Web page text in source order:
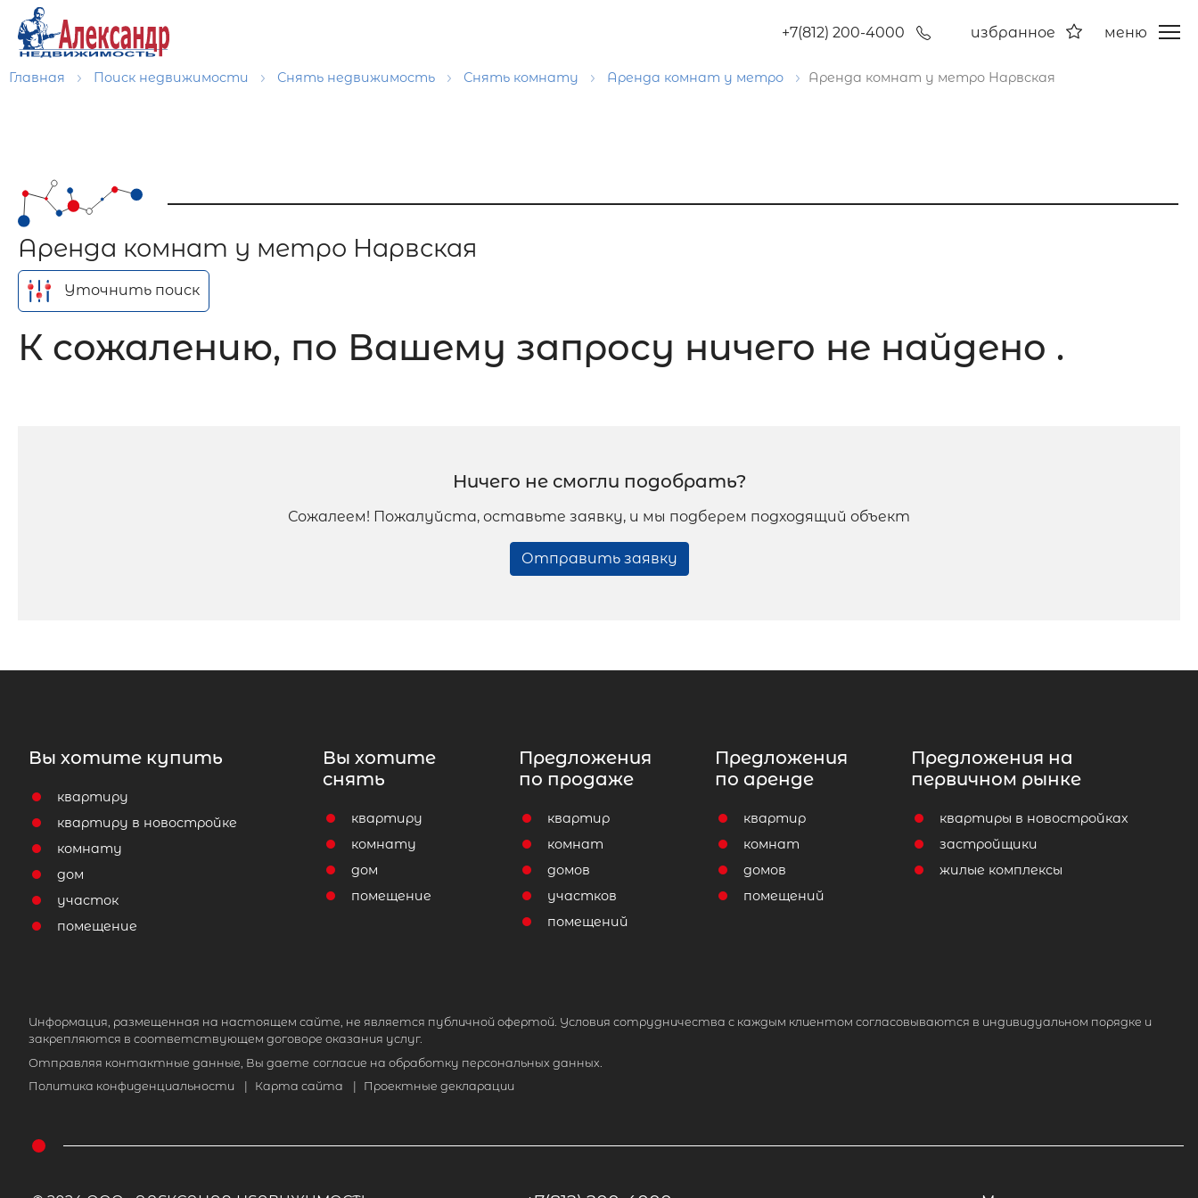
+7(812) 200-4000 избранное меню
Главная Поиск недвижимости Снять недвижимость Снять комнату Аренда комнат у метро Аренда комнат у метро Нарвская
Аренда комнат у метро Нарвская
Уточнить поиск
К сожалению, по Вашему запросу ничего не найдено .
Ничего не смогли подобрать?
Сожалеем! Пожалуйста, оставьте заявку, и мы подберем подходящий объект
Отправить заявку
Вы хотите купить
квартиру
квартиру в новостройке
комнату
дом
участок
помещение
Вы хотите
снять
квартиру
комнату
дом
помещение
Предложения
по продаже
квартир
комнат
домов
участков
помещений
Предложения
по аренде
квартир
комнат
домов
помещений
Предложения на
первичном рынке
квартиры в новостройках
застройщики
жилые комплексы
Информация, размещенная на настоящем сайте, не является публичной офертой. Условия сотрудничества с каждым клиентом согласовываются в индивидуальном порядке и
закрепляются в соответствующем договоре оказания услуг.
Отправляя контактные данные, Вы даете согласие на обработку персональных данных.
Политика конфиденциальности
Карта сайта Проектные декларации